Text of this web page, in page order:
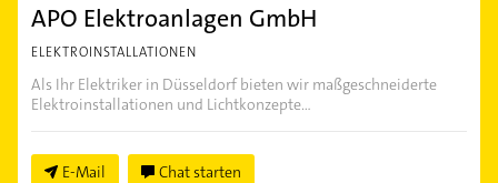
APO Elektroanlagen GmbH
ELEKTROINSTALLATIONEN
Als Ihr Elektriker in Düsseldorf bieten wir maßgeschneiderte
Elektroinstallationen und Lichtkonzepte...
E-Mail Chat starten